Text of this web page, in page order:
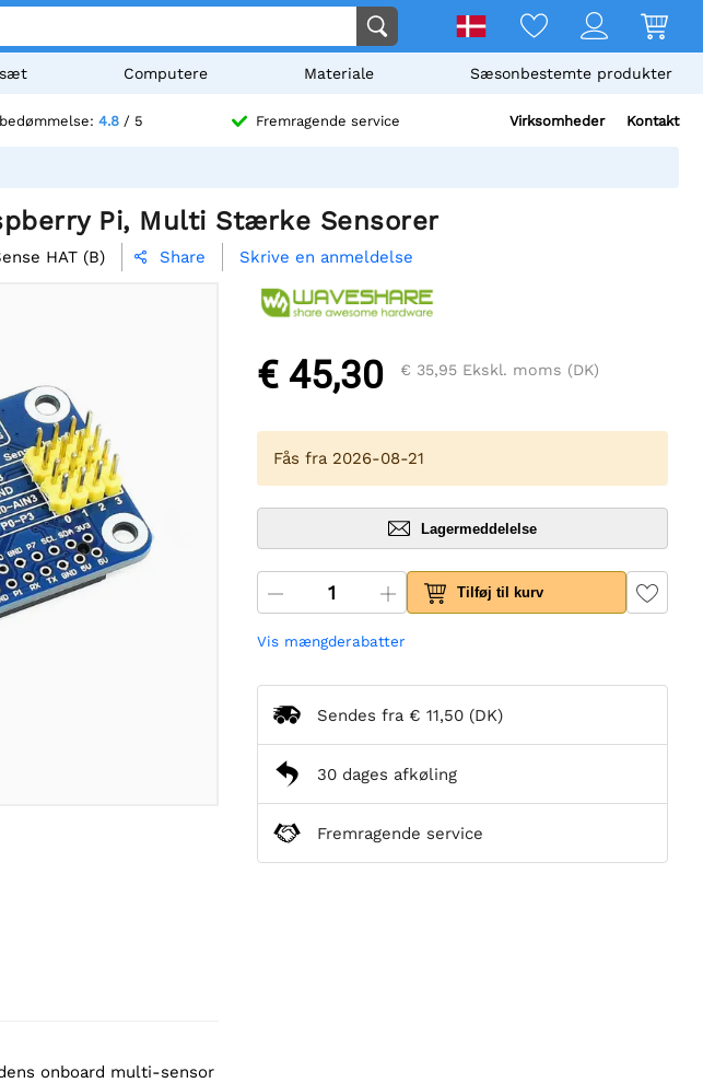
Computere Materiale Sæsonbestemte produkter
4.8 / 5 Fremragende service Virksomheder Kontakt
Pi, Multi Stærke Sensorer
HAT (B)  Share Skrive en anmeldelse
onboard multi-sensor
€ 45,30 € 35,95 Ekskl. moms (DK)
Fås fra 2026-08-21
Lagermeddelelse
Tilføj til kurv
Vis mængderabatter
Sendes fra € 11,50 (DK)
30 dages afkøling
Fremragende service